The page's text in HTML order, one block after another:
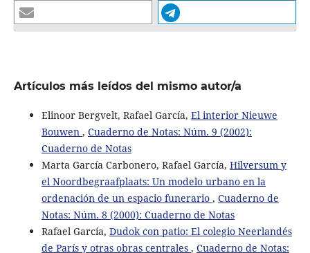
Artículos más leídos del mismo autor/a
Elinoor Bergvelt, Rafael García, El interior Nieuwe
Bouwen , Cuaderno de Notas: Núm. 9 (2002):
Cuaderno de Notas
Marta García Carbonero, Rafael García, Hilversum y
el Noordbegraafplaats: Un modelo urbano en la
ordenación de un espacio funerario , Cuaderno de
Notas: Núm. 8 (2000): Cuaderno de Notas
Rafael García, Dudok con patio: El colegio Neerlandés
de París y otras obras centrales , Cuaderno de Notas: